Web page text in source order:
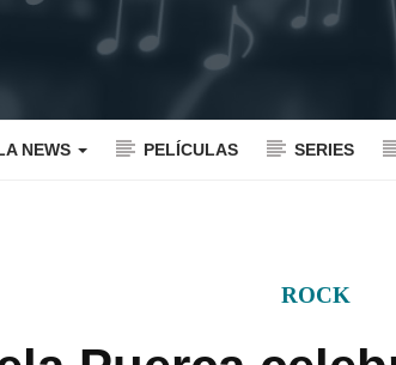
NEWS PELÍCULAS SERIES
ROCK